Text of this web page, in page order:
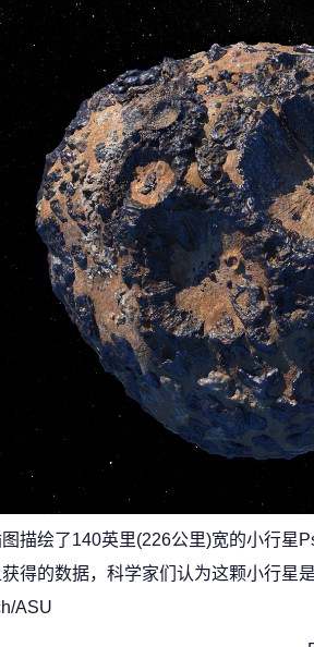
描绘了140英里(226公里)宽的小行星
得的数据，科学家们认为这颗小行星
ASU